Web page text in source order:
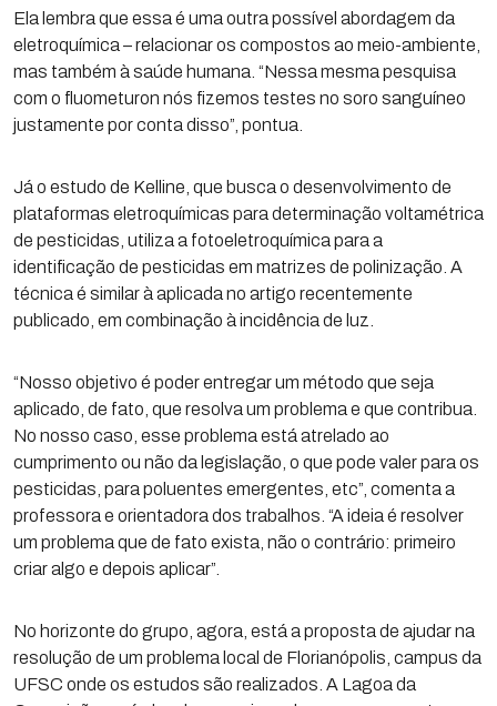
Ela lembra que essa é uma outra possível abordagem da
eletroquímica – relacionar os compostos ao meio-ambiente,
mas também à saúde humana. “Nessa mesma pesquisa
com o fluometuron nós fizemos testes no soro sanguíneo
justamente por conta disso”, pontua.
Já o estudo de Kelline, que busca o desenvolvimento de
plataformas eletroquímicas para determinação voltamétrica
de pesticidas, utiliza a fotoeletroquímica para a
identificação de pesticidas em matrizes de polinização. A
técnica é similar à aplicada no artigo recentemente
publicado, em combinação à incidência de luz.
“Nosso objetivo é poder entregar um método que seja
aplicado, de fato, que resolva um problema e que contribua.
No nosso caso, esse problema está atrelado ao
cumprimento ou não da legislação, o que pode valer para os
pesticidas, para poluentes emergentes, etc”, comenta a
professora e orientadora dos trabalhos. “A ideia é resolver
um problema que de fato exista, não o contrário: primeiro
criar algo e depois aplicar”.
No horizonte do grupo, agora, está a proposta de ajudar na
resolução de um problema local de Florianópolis, campus da
UFSC onde os estudos são realizados. A Lagoa da